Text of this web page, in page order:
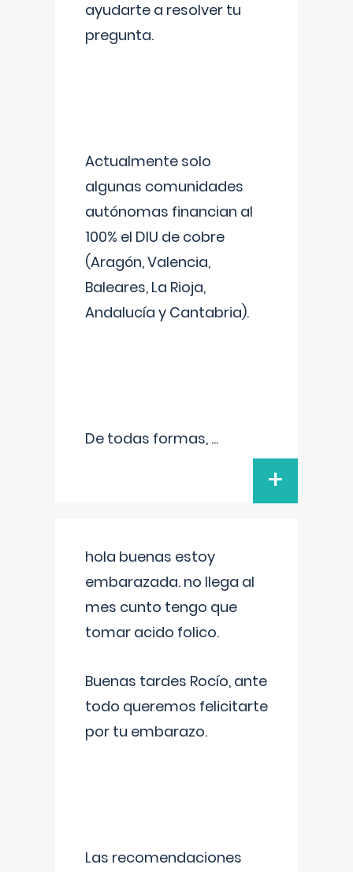
ayudarte a resolver tu
pregunta.
Actualmente solo
algunas comunidades
autónomas financian al
100% el DIU de cobre
(Aragón, Valencia,
Baleares, La Rioja,
Andalucía y Cantabria).
De todas formas, ...
+
hola buenas estoy
embarazada. no llega al
mes cunto tengo que
tomar acido folico.
Buenas tardes Rocío, ante
todo queremos felicitarte
por tu embarazo.
Las recomendaciones